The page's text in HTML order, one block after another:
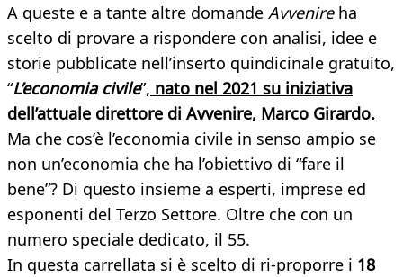
A queste e a tante altre domande Avvenireha
scelto di provare a rispondere con analisi, idee e
storie pubblicate nell’inserto quindicinale gratuito,
“L’economia civile”, nato nel 2021 su iniziativa
dell’attuale direttore di Avvenire, Marco Girardo.
Ma che cos’è l’economia civile in senso ampio se
non un’economia che ha l’obiettivo di “fare il
bene”? Di questo insieme a esperti, imprese ed
esponenti del Terzo Settore. Oltre che con un
numero speciale dedicato, il 55.
In questa carrellata si è scelto di ri-proporre i 18